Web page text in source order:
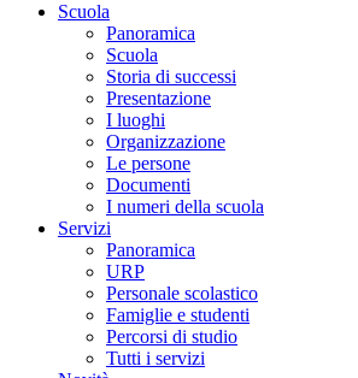
Scuola
Panoramica
Scuola
Storia di successi
Presentazione
I luoghi
Organizzazione
Le persone
Documenti
I numeri della scuola
Servizi
Panoramica
URP
Personale scolastico
Famiglie e studenti
Percorsi di studio
Tutti i servizi